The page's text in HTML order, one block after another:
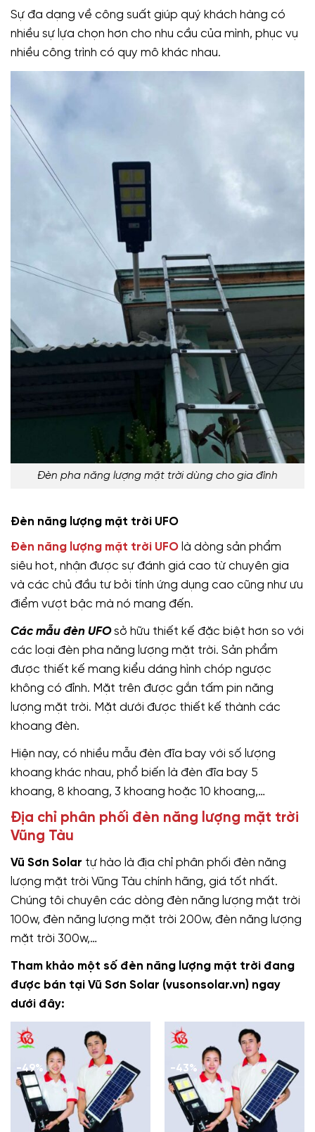
Sự đa dạng về công suất giúp quý khách hàng có
nhiều sự lựa chọn hơn cho nhu cầu của mình, phục vụ
nhiều công trình có quy mô khác nhau.
Đèn pha năng lượng mặt trời dùng cho gia đình
Đèn năng lượng mặt trời UFO
Đèn năng lượng mặt trời UFO là dòng sản phẩm
siêu hot, nhận được sự đánh giá cao từ chuyên gia
và các chủ đầu tư bởi tính ứng dụng cao cũng như ưu
điểm vượt bậc mà nó mang đến.
Các mẫu đèn UFOsở hữu thiết kế đặc biệt hơn so với
các loại đèn pha năng lượng mặt trời. Sản phẩm
được thiết kế mang kiểu dáng hình chóp ngược
không có đỉnh. Mặt trên được gắn tấm pin năng
lượng mặt trời. Mặt dưới được thiết kế thành các
khoang đèn.
Hiện nay, có nhiều mẫu đèn đĩa bay với số lượng
khoang khác nhau, phổ biến là đèn đĩa bay 5
khoang, 8 khoang, 3 khoang hoặc 10 khoang,…
Địa chỉ phân phối đèn năng lượng mặt trời
Vũng Tàu
Vũ Sơn Solar tự hào là địa chỉ phân phối đèn năng
lượng mặt trời Vũng Tàu chính hãng, giá tốt nhất.
Chúng tôi chuyên các dòng đèn năng lượng mặt trời
100w, đèn năng lượng mặt trời 200w, đèn năng lượng
mặt trời 300w,…
Tham khảo một số đèn năng lượng mặt trời đang
được bán tại Vũ Sơn Solar (vusonsolar.vn) ngay
dưới đây:
-49% -43%